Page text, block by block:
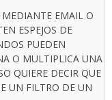
EMAIL O
ESPEJOS DE
PUEDEN
O MULTIPLICA UNA
QUIERE DECIR QUE
UN FILTRO DE UN